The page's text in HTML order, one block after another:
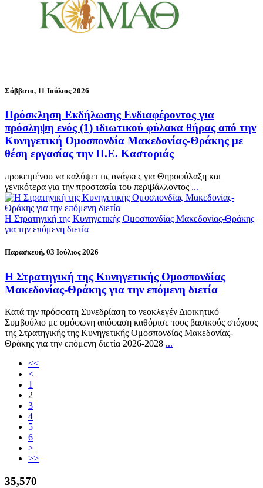
Σάββατο, 11 Ιούλιος 2026
Πρόσκληση Εκδήλωσης Ενδιαφέροντος για
πρόσληψη ενός (1) ιδιωτικού φύλακα θήρας από την
Κυνηγετική Ομοσπονδία Μακεδονίας-Θράκης με
θέση εργασίας την Π.Ε. Καστοριάς
προκειμένου να καλύψει τις ανάγκες για Θηροφύλαξη και
γενικότερα για την προστασία του περιβάλλοντος ...
Η Στρατηγική της Κυνηγετικής Ομοσπονδίας Μακεδονίας-Θράκης
για την επόμενη διετία
Παρασκευή, 03 Ιούλιος 2026
Η Στρατηγική της Κυνηγετικής Ομοσπονδίας
Μακεδονίας-Θράκης για την επόμενη διετία
Κατά την πρόσφατη Συνεδρίαση το νεοκλεγέν Διοικητικό
Συμβούλιο με ομόφωνη απόφαση καθόρισε τους βασικούς στόχους
της Στρατηγικής της Κυνηγετικής Ομοσπονδίας Μακεδονίας-
Θράκης για την επόμενη διετία 2026-2028 ...
<<
<
1
2
3
4
5
6
>
>>
38,235